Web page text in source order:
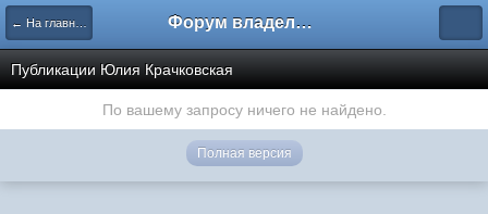
← На главную Форум владельцев интернет-магазинов
Публикации Юлия Крачковская
По вашему запросу ничего не найдено.
Полная версия